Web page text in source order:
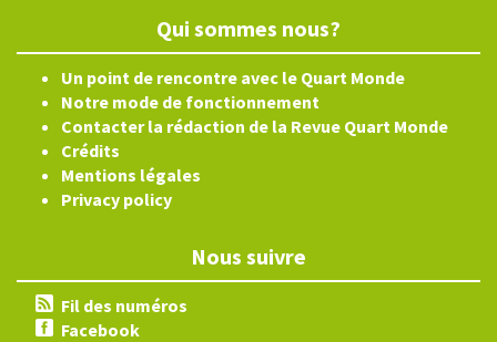
Qui sommes nous?
Un point de rencontre avec le Quart Monde
Notre mode de fonctionnement
Contacter la rédaction de la Revue Quart Monde
Crédits
Mentions légales
Privacy policy
Nous suivre
Fil des numéros
Facebook